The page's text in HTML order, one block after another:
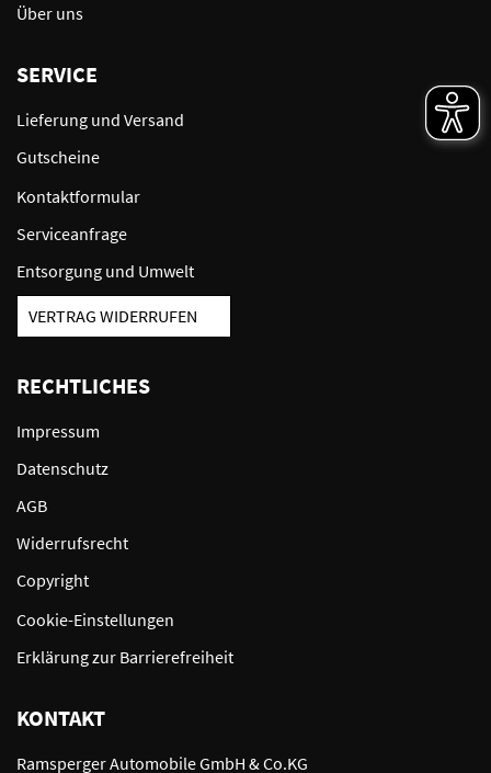
Über uns
SERVICE
Lieferung und Versand
Gutscheine
Kontaktformular
Serviceanfrage
Entsorgung und Umwelt
VERTRAG WIDERRUFEN
RECHTLICHES
Impressum
Datenschutz
AGB
Widerrufsrecht
Copyright
Cookie-Einstellungen
Erklärung zur Barrierefreiheit
KONTAKT
Ramsperger Automobile GmbH & Co.KG